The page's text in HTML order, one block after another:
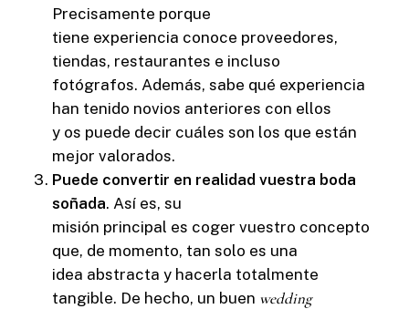
Precisamente porque
tiene experiencia conoce proveedores,
tiendas, restaurantes e incluso
fotógrafos. Además, sabe qué experiencia
han tenido novios anteriores con ellos
y os puede decir cuáles son los que están
mejor valorados.
Puede convertir en realidad vuestra boda
soñada. Así es, su
misión principal es coger vuestro concepto
que, de momento, tan solo es una
idea abstracta y hacerla totalmente
tangible. De hecho, un buen wedding